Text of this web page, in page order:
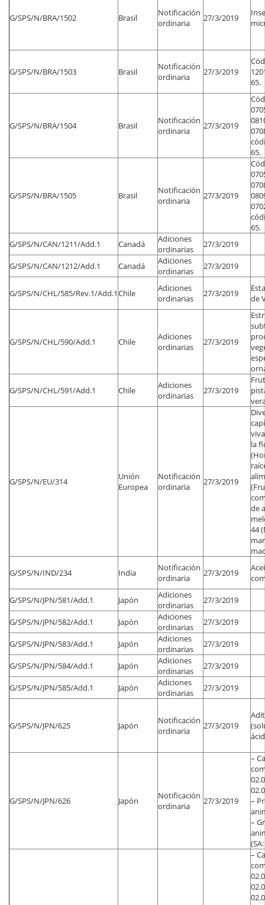
G/SPS/N/BRA/1502 Brasil
Notificación
ordinaria
27/3/2019
G/SPS/N/BRA/1503 Brasil
Notificación
ordinaria
27/3/2019
65.
G/SPS/N/BRA/1504 Brasil
Notificación
ordinaria
27/3/2019
65.
G/SPS/N/BRA/1505 Brasil
Notificación
ordinaria
27/3/2019
65.
G/SPS/N/CAN/1211/Add.1
Canadá
Adiciones
ordinarias
27/3/2019
G/SPS/N/CAN/1212/Add.1 Canadá
Adiciones
ordinarias
27/3/2019
G/SPS/N/CHL/585/Rev.1/Add.1Chile
Adiciones
ordinarias
27/3/2019
de
G/SPS/N/CHL/590/Add.1 Chile
Adiciones
ordinarias
27/3/2019
G/SPS/N/CHL/591/Add.1 Chile
Adiciones
ordinarias
27/3/2019
G/SPS/N/EU/314
Unión
Europea
Notificación
ordinaria
27/3/2019
la
de
44
G/SPS/N/IND/234 India
Notificación
ordinaria
27/3/2019
G/SPS/N/JPN/581/Add.1 Japón
Adiciones
ordinarias
27/3/2019
G/SPS/N/JPN/582/Add.1 Japón
Adiciones
ordinarias
27/3/2019
G/SPS/N/JPN/583/Add.1 Japón
Adiciones
ordinarias
27/3/2019
G/SPS/N/JPN/584/Add.1 Japón
Adiciones
ordinarias
27/3/2019
G/SPS/N/JPN/585/Add.1 Japón
Adiciones
ordinarias
27/3/2019
G/SPS/N/JPN/625 Japón
Notificación
ordinaria
27/3/2019
G/SPS/N/JPN/626 Japón
Notificación
ordinaria
27/3/2019
–
–
–
–